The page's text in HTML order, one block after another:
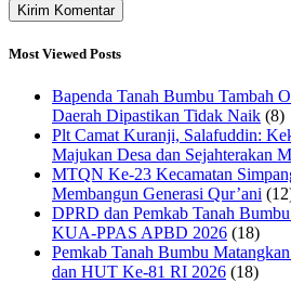
Most Viewed Posts
Bapenda Tanah Bumbu Tambah
Daerah Dipastikan Tidak Naik (8)
Plt Camat Kuranji, Salafuddin:
Majukan Desa dan Sejahterakan
MTQN Ke-23 Kecamatan
Membangun Generasi Qur’ani
DPRD dan Pemkab Tanah
KUA-PPAS APBD 2026 (18)
Pemkab Tanah Bumbu
dan HUT Ke-81 RI 2026 (18)